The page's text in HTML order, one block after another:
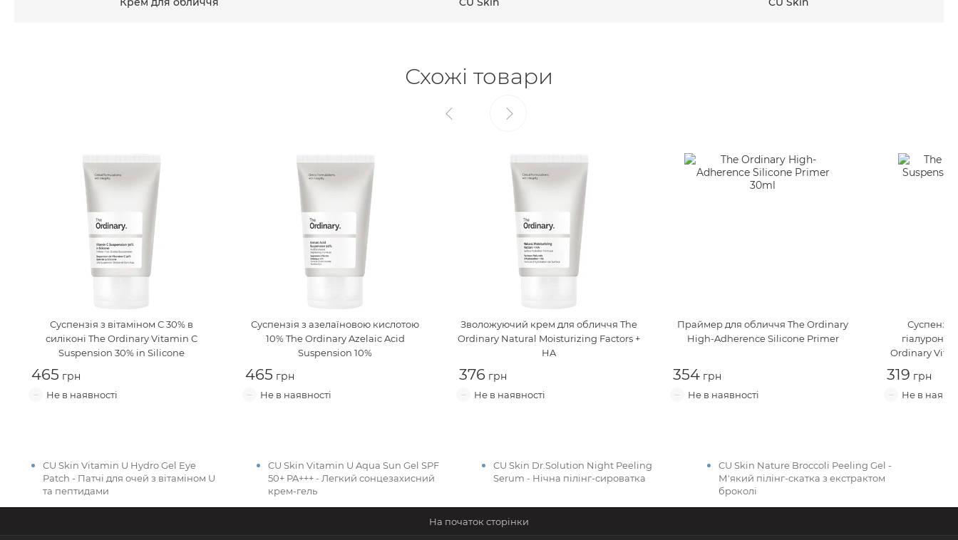
Схожі товари
Суспензія з вітаміном С 30% в
силіконі The Ordinary Vitamin C
Suspension 30% in Silicone
465
Суспензія з азелаїновою кислотою
10% The Ordinary Azelaic Acid
Suspension 10%
465
Зволожуючий крем для обличчя The
Ordinary Natural Moisturizing Factors +
HA
376
Праймер для обличчя The Ordinary
High-Adherence Silicone Primer
354
Суспензія
Ordinary
319
CU Skin Vitamin U Hydro Gel Eye
Patch - Патчі для очей з вітаміном U
та пептидами
CU Skin Vitamin U Aqua Sun Gel SPF
50+ PA+++ - Легкий сонцезахисний
крем-гель
CU Skin Dr.Solution Night Peeling
Serum - Нічна пілінг-сироватка
CU Skin Nature Broccoli Peeling Gel -
М'який пілінг-скатка з екстрактом
броколі